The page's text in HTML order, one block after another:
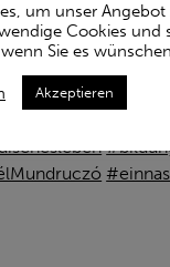
seit 1700 Jahren
für politische
um unser Angebot
Cookies und
Sie es
Akzeptieren